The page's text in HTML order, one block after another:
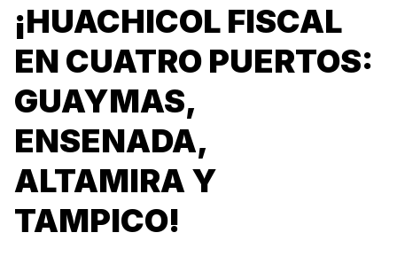
¡HUACHICOL FISCAL
EN CUATRO PUERTOS:
GUAYMAS,
ENSENADA,
ALTAMIRA Y
TAMPICO!